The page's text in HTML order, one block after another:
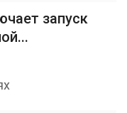
запуск